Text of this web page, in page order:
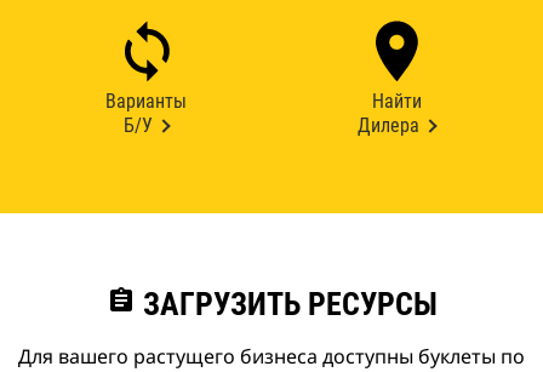
Варианты
Б/У
Найти
Дилера
assignment ЗАГРУЗИТЬ РЕСУРСЫ
Для вашего растущего бизнеса доступны буклеты по